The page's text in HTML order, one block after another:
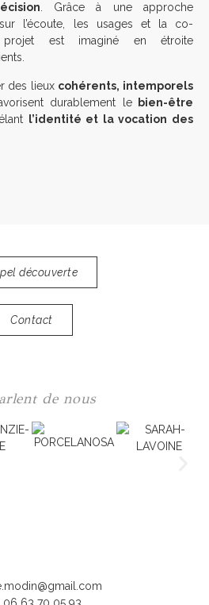
. Grâce à une approche
l’écoute, les usages et la co-
projet est imaginé en étroite
des lieux cohérents, intemporels
durablement lebien-être
l’identité et la vocation des
découverte
Contact
de nous
06 63 70 05 93